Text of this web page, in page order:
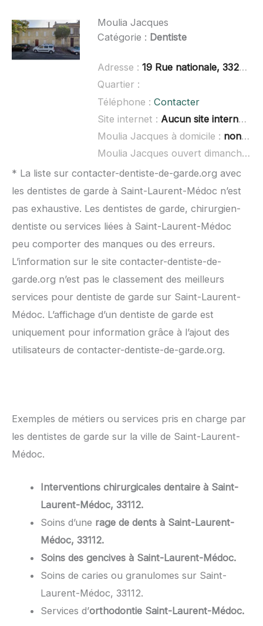
Moulia Jacques
Catégorie : Dentiste
Adresse : 19 Rue nationale, 33240 Saint-André-de-Cubzac
Quartier :
Téléphone : Contacter
Site internet : Aucun site internet connu
Moulia Jacques à domicile : non renseigné
Moulia Jacques ouvert dimanche :
* La liste sur contacter-dentiste-de-garde.org avec
les dentistes de garde à Saint-Laurent-Médoc n’est
pas exhaustive. Les dentistes de garde, chirurgien-
dentiste ou services liées à Saint-Laurent-Médoc
peu comporter des manques ou des erreurs.
L’information sur le site contacter-dentiste-de-
garde.org n’est pas le classement des meilleurs
services pour dentiste de garde sur Saint-Laurent-
Médoc. L’affichage d’un dentiste de garde est
uniquement pour information grâce à l’ajout des
utilisateurs de contacter-dentiste-de-garde.org.
Exemples de métiers ou services pris en charge par
les dentistes de garde sur la ville de Saint-Laurent-
Médoc.
Interventions chirurgicales dentaire à Saint-
Laurent-Médoc, 33112.
Soins d’une rage de dents à Saint-Laurent-
Médoc, 33112.
Soins des gencives à Saint-Laurent-Médoc.
Soins de caries ou granulomes sur Saint-
Laurent-Médoc, 33112.
Services d’orthodontie Saint-Laurent-Médoc.